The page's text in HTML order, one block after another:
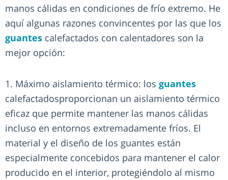
manos cálidas en condiciones de frío extremo. He
aquí algunas razones convincentes por las que los
guantes calefactados con calentadores son la
mejor opción:
1. Máximo aislamiento térmico: los guantes
calefactadosproporcionan un aislamiento térmico
eficaz que permite mantener las manos cálidas
incluso en entornos extremadamente fríos. El
material y el diseño de los guantes están
especialmente concebidos para mantener el calor
producido en el interior, protegiéndolo al mismo